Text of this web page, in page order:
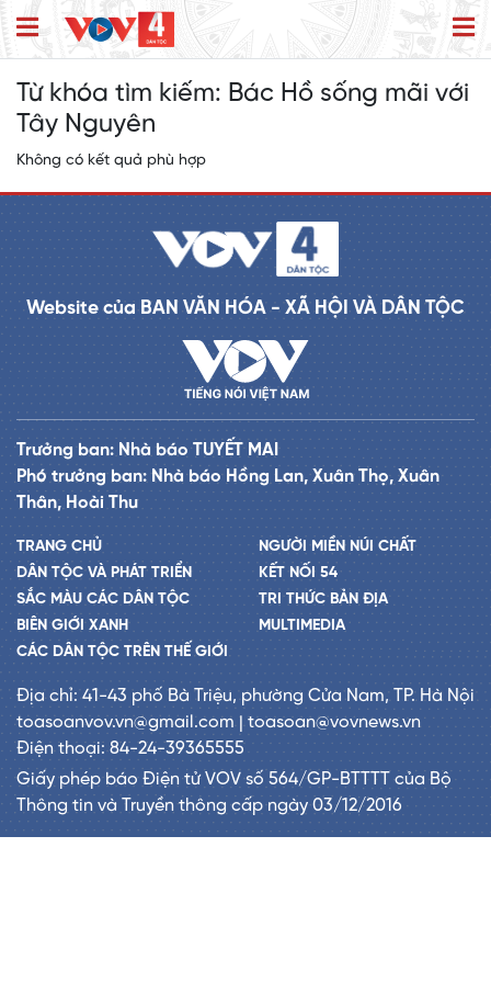
Từ khóa tìm kiếm: Bác Hồ sống mãi với
Tây Nguyên
Không có kết quả phù hợp
Website của BAN VĂN HÓA - XÃ HỘI VÀ DÂN TỘC
Trưởng ban: Nhà báo TUYẾT MAI
Phó trưởng ban: Nhà báo Hồng Lan, Xuân Thọ, Xuân
Thân, Hoài Thu
TRANG CHỦ
DÂN TỘC VÀ PHÁT TRIỂN
SẮC MÀU CÁC DÂN TỘC
BIÊN GIỚI XANH
CÁC DÂN TỘC TRÊN THẾ GIỚI
NGƯỜI MIỀN NÚI CHẤT
KẾT NỐI 54
TRI THỨC BẢN ĐỊA
MULTIMEDIA
Địa chỉ: 41-43 phố Bà Triệu, phường Cửa Nam, TP. Hà Nội
toasoanvov.vn@gmail.com | toasoan@vovnews.vn
Điện thoại: 84-24-39365555
Giấy phép báo Điện tử VOV số 564/GP-BTTTT của Bộ
Thông tin và Truyền thông cấp ngày 03/12/2016